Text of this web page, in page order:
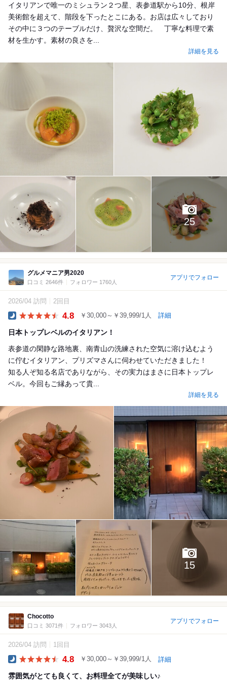
イタリアンで唯一のミシュラン２つ星、表参道駅から10分、根岸
美術館を超えて、階段を下ったとこにある。お店は広々しており
その中に３つのテーブルだけ、贅沢な空間だ。 丁寧な料理で素
材を生かす。素材の良さを...
詳細を見る
25
グルメマニア男2020
口コミ 2646件 フォロワー 1760人
アプリでフォロー
2026/04 訪問 2回目
4.8 ￥30,000～￥39,999/1人 詳細
日本トップレベルのイタリアン！
表参道の閑静な路地裏、南青山の洗練された空気に溶け込むよう
に佇むイタリアン、プリズマさんに伺わせていただきました！
知る人ぞ知る名店でありながら、その実力はまさに日本トップレ
ベル。今回もご縁あって貴...
詳細を見る
15
Chocotto
口コミ 3071件 フォロワー 3043人
アプリでフォロー
2026/04 訪問 1回目
4.8 ￥30,000～￥39,999/1人 詳細
雰囲気がとても良くて、お料理全てが美味しい♪